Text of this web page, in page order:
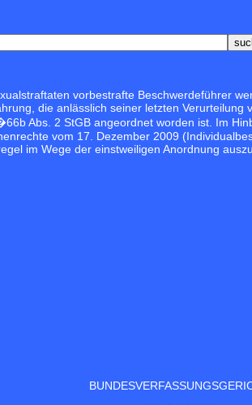
vorbestrafte Beschwerdeführer
die anlässlich seiner letzten
Abs. 2 StGB angeordnet worden ist. Im
vom 17. Dezember 2009
im Wege der einstweiligen Anordnung